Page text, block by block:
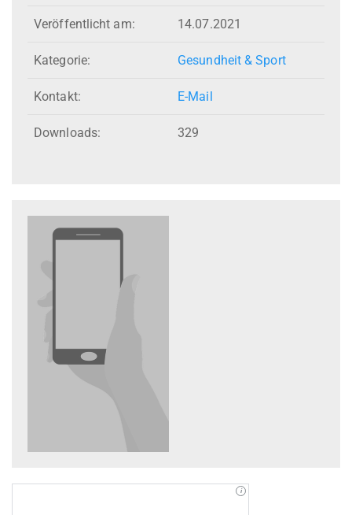
Veröffentlicht am: 14.07.2021
Kategorie: Gesundheit & Sport
Kontakt: E-Mail
Downloads: 329